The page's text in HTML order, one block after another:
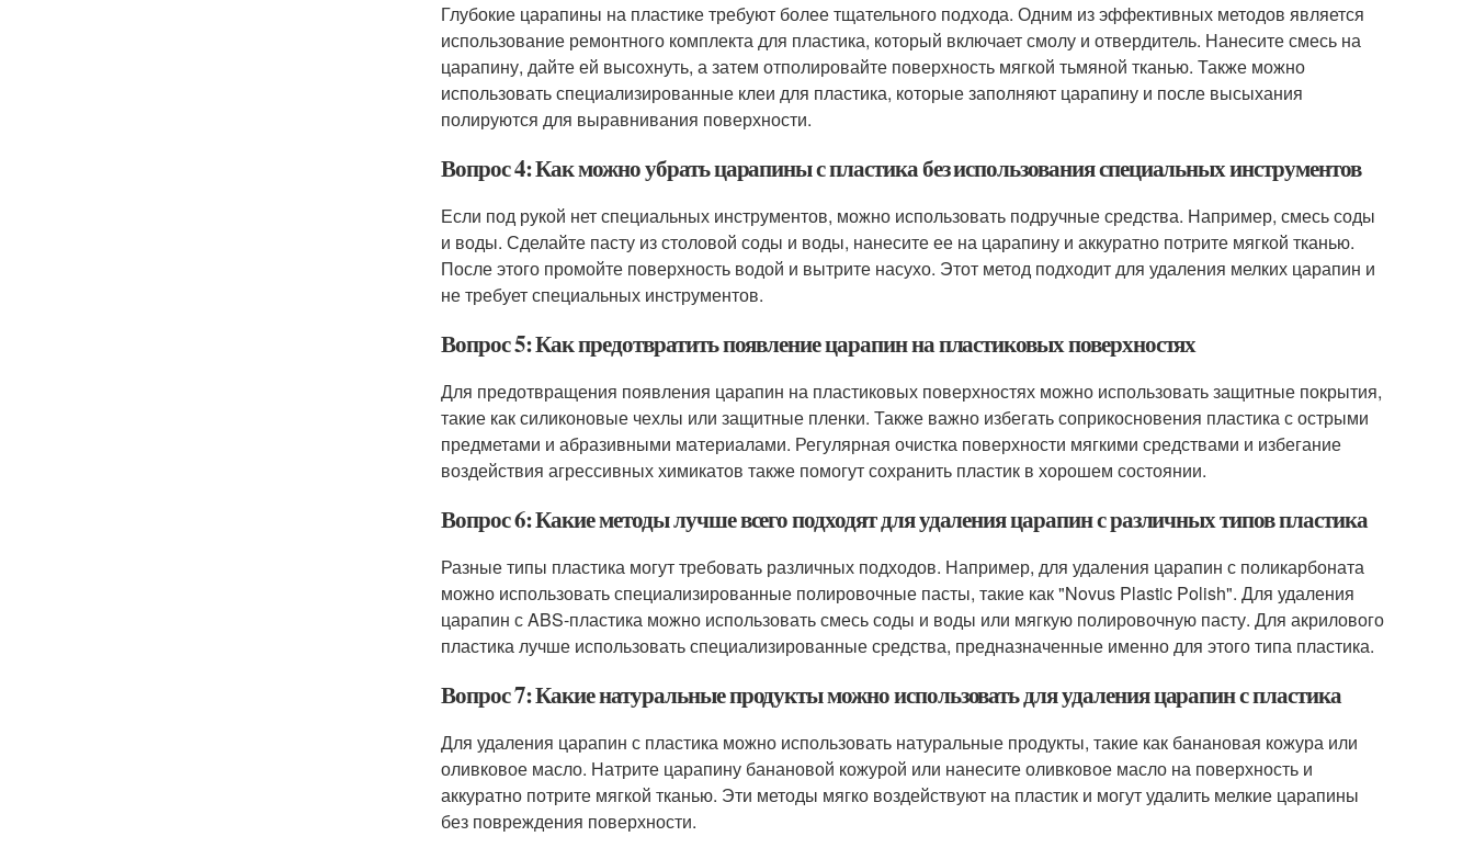
Глубокие царапины на пластике требуют более тщательного подхода. Одним из эффективных методов является
использование ремонтного комплекта для пластика, который включает смолу и отвердитель. Нанесите смесь на
царапину, дайте ей высохнуть, а затем отполировайте поверхность мягкой тьмяной тканью. Также можно
использовать специализированные клеи для пластика, которые заполняют царапину и после высыхания
полируются для выравнивания поверхности.
Вопрос 4: Как можно убрать царапины с пластика без использования специальных инструментов
Если под рукой нет специальных инструментов, можно использовать подручные средства. Например, смесь соды
и воды. Сделайте пасту из столовой соды и воды, нанесите ее на царапину и аккуратно потрите мягкой тканью.
После этого промойте поверхность водой и вытрите насухо. Этот метод подходит для удаления мелких царапин и
не требует специальных инструментов.
Вопрос 5: Как предотвратить появление царапин на пластиковых поверхностях
Для предотвращения появления царапин на пластиковых поверхностях можно использовать защитные покрытия,
такие как силиконовые чехлы или защитные пленки. Также важно избегать соприкосновения пластика с острыми
предметами и абразивными материалами. Регулярная очистка поверхности мягкими средствами и избегание
воздействия агрессивных химикатов также помогут сохранить пластик в хорошем состоянии.
Вопрос 6: Какие методы лучше всего подходят для удаления царапин с различных типов пластика
Разные типы пластика могут требовать различных подходов. Например, для удаления царапин с поликарбоната
можно использовать специализированные полировочные пасты, такие как "Novus Plastic Polish". Для удаления
царапин с ABS-пластика можно использовать смесь соды и воды или мягкую полировочную пасту. Для акрилового
пластика лучше использовать специализированные средства, предназначенные именно для этого типа пластика.
Вопрос 7: Какие натуральные продукты можно использовать для удаления царапин с пластика
Для удаления царапин с пластика можно использовать натуральные продукты, такие как банановая кожура или
оливковое масло. Натрите царапину банановой кожурой или нанесите оливковое масло на поверхность и
аккуратно потрите мягкой тканью. Эти методы мягко воздействуют на пластик и могут удалить мелкие царапины
без повреждения поверхности.